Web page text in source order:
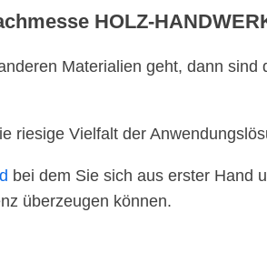
HOLZ-
Materialien geht, dann sind
riesige Vielfalt der
bei dem Sie sich aus erster Hand
überzeugen können.